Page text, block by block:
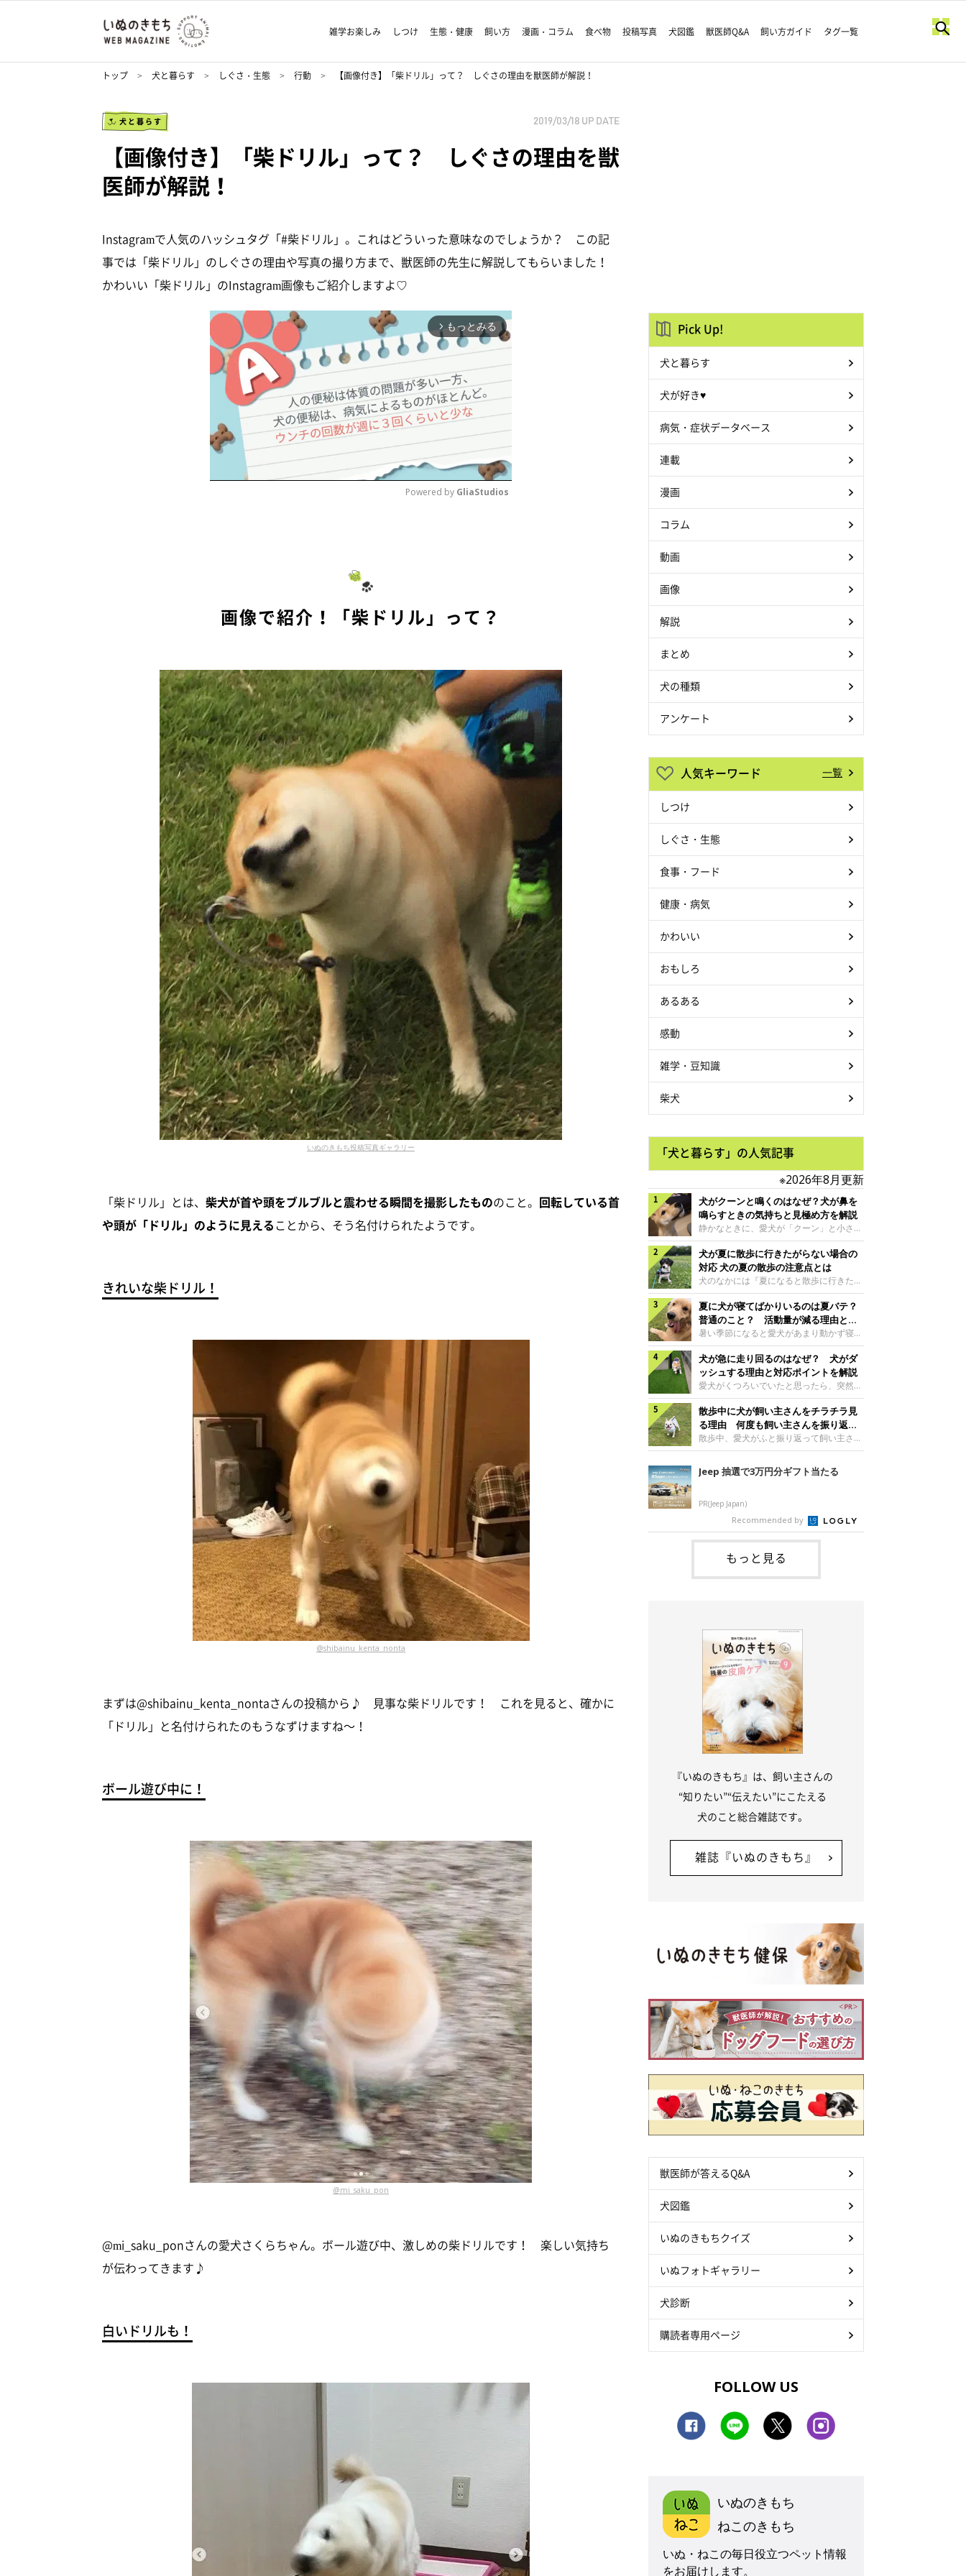
雑学お楽しみ しつけ 生態・健康 飼い方 漫画・コラム 食べ物 投稿写真 犬図鑑 獣医師Q&A 飼い方ガイド タグ一覧
トップ 犬と暮らす しぐさ・生態 行動 【画像付き】「柴ドリル」って？ しぐさの理由を獣医師が解説！
犬と暮らす 2019/03/18 UP DATE
【画像付き】「柴ドリル」って？ しぐさの理由を獣
医師が解説！
Instagramで人気のハッシュタグ「#柴ドリル」。これはどういった意味なのでしょうか？ この記
事では「柴ドリル」のしぐさの理由や写真の撮り方まで、獣医師の先生に解説してもらいました！
かわいい「柴ドリル」のInstagram画像もご紹介しますよ♡
arrow_forward_ios もっとみる
Powered by GliaStudios
画像で紹介！「柴ドリル」って？
いぬのきもち投稿写真ギャラリー
「柴ドリル」とは、 柴犬が首や頭をブルブルと震わせる瞬間を撮影したもののこと。 回転している首
や頭が「ドリル」のように見える ことから、そう名付けられたようです。
きれいな柴ドリル！
@shibainu_kenta_nonta
まずは@shibainu_kenta_nontaさんの投稿から♪ 見事な柴ドリルです！ これを見ると、確かに
「ドリル」と名付けられたのもうなずけますね～！
ボール遊び中に！
@mi_saku_pon
@mi_saku_ponさんの愛犬さくらちゃん。ボール遊び中、激しめの柴ドリルです！ 楽しい気持ち
が伝わってきます♪
白いドリルも！
Pick Up!
犬と暮らす
犬が好き♥
病気・症状データベース
連載
漫画
コラム
動画
画像
解説
まとめ
犬の種類
アンケート
人気キーワード 一覧
しつけ
しぐさ・生態
食事・フード
健康・病気
かわいい
おもしろ
あるある
感動
雑学・豆知識
柴犬
「犬と暮らす」の人気記事
※2026年8月更新
犬がクーンと鳴くのはなぜ？犬が鼻を
鳴らすときの気持ちと見極め方を解説
静かなときに、愛犬が「クーン」と小さく
鳴いたり、鼻を鳴らすような音を出したり
することはありませんか？ 大きく吠える
わけではない分、「不安なの？それとも何
かお願いしているの？」と気になる飼い主
さんもいるかもしれません。今回は、犬が
クーンと鳴く理由や鼻鳴らしの背景、見極
め方と対応のポイントなどについて、いぬ
のきもち獣医師相談室の原 駿太朗先生に
伺いました。クーンと鳴くのはどんな気持
ち？いぬのきもち投稿写真ギャラリー犬が
クーンと小さく鳴くときは、何らかの感情
を伝えようとしている場合があると考えら
れています。大
犬が夏に散歩に行きたがらない場合の
対応 犬の夏の散歩の注意点とは
犬のなかには『夏になると散歩に行きたが
らない、歩かなくなる』『暑い季節は散歩
の気配を察すると涼しい部屋から出ようと
しない』など散歩に行きたがらないコもい
るようです。愛犬の運動をさせてあげたい
のに、散歩に行きたがらない。このような
場合はどう対応すればよいのでしょうか？
「愛犬が夏に散歩に行きたがらない場合の
対応」について、いぬのきもち獣医師相談
室の白山さとこ先生に聞きました。Q.夏に
犬の散歩に行くときの注意点は？ いぬの
きもち投稿写真ギャラリーーー夏に愛犬と
散歩に行くときは、どのようなことに注意
をするとよい
夏に犬が寝てばかりいるのは夏バテ？
普通のこと？ 活動量が減る理由と対
策とは
暑い季節になると愛犬があまり動かず寝て
ばかりだと感じる飼い主さんはいません
か？その様子に、愛犬が夏バテで疲れてい
るのか、元気がないのかなど不安に感じる
方もいるのではないかと思います。 で
は、犬が寝てばかりいるときに対処が必要
かを見極める方法はあるのでしょうか？
「犬の活動量が夏に減る理由と対策」につ
いて、いぬのきもち獣医師相談室の山口み
き先生に話を聞きました。Q. 夏に犬の活
真ギャラリーーー夏に愛犬の活動量が減る
としてどのようなこ
犬が急に走り回るのはなぜ？ 犬がダ
ッシュする理由と対応ポイントを解説
愛犬がくつろいでいたと思ったら、突然部
屋の中を走り回り始める――そんな様子に
驚いたことはありませんか？ 急な動きに
「何が起きているの？」と戸惑う飼い主さ
んも多いでしょう。落ち着いていたはずな
のに、急にスイッチが入ったように見える
と不安になることもあります。今回は、犬
が急に走り回る理由や見極め方などについ
先生に伺いました。犬が急に走り回るのは
よくある行動？いぬのきもち投稿写真ギャ
ラリー犬が突然走り回る行動は、必ずしも
珍しいものではないと考えられています。
体にたまったエ
散歩中に犬が飼い主さんをチラチラ見
る理由 何度も飼い主さんを振り返る
のはなぜ？
散歩中、愛犬がふと振り返って飼い主さん
の様子を確認する…そんな場面に心当たり
はありませんか？ 何度もチラチラ見られ
ると、「何か気になることがあるの？」
ことがあるかもしれません。愛犬が歩きな
がら飼い主さんを振り返るしぐさには、ど
んな気持ちが隠れているのでしょうか。今
回は、犬が散歩中に飼い主さんを確認する
理由や注意すべきサインの見極めかた、対
応のポイントなどについて、いぬのきもち
獣医師相談室の原 駿太朗先生に伺いまし
Jeep 抽選で3万円分ギフト当たる
PR(Jeep Japan)
Recommended by
もっと見る
『いぬのきもち』は、飼い主さんの
“知りたい”“伝えたい”にこたえる
犬のこと総合雑誌です。
雑誌『いぬのきもち』
獣医師が答えるQ&A
犬図鑑
いぬのきもちクイズ
いぬフォトギャラリー
犬診断
購読者専用ページ
FOLLOW US
いぬのきもち
ねこのきもち
いぬ・ねこの毎日役立つペット情報
をお届けします。